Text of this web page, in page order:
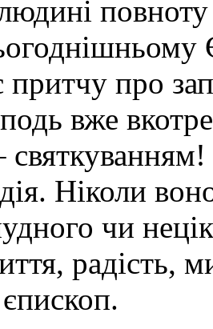
притчу про
вже
Ніколи
чи
радість,